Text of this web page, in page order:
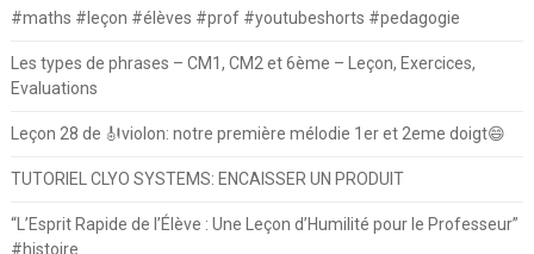
#maths #leçon #élèves #prof #youtubeshorts #pedagogie
Les types de phrases – CM1, CM2 et 6ème – Leçon, Exercices,
Evaluations
Leçon 28 de 🎻violon: notre première mélodie 1er et 2eme doigt😄
TUTORIEL CLYO SYSTEMS: ENCAISSER UN PRODUIT
“L’Esprit Rapide de l’Élève : Une Leçon d’Humilité pour le Professeur”
#histoire